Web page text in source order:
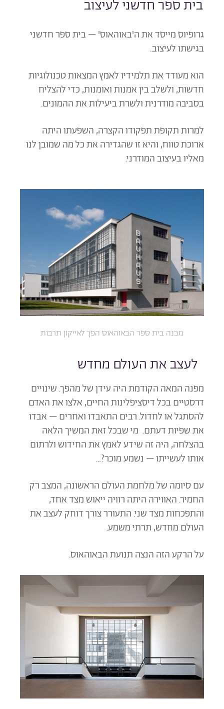
בית ספר חדשני לעיצוב
גרופיוס מייסד את ה'באוהאוס' – בית ספר חדשני
בגישתו לעיצוב.
הוא מעודד את תלמידיו לאמץ המצאות טכנולוגיות
חדשות, ולשלב בין אמנות ואומנות, כדי להצליח
בסביבה מודרנית ולשרת ביעילות את ההמונים.
למרות תקופת תפקודו הקצרה, השפעתו היתה
ארוכת טווח, והיא זו שהגדירה את כל מה שמובן לנו
מאליו בעיצוב המודרני.
מבנה בית ספר הבאוהאוס הפך לאייקון תרבות
לעצב את העולם מחדש
מפנה המאה הקודמת היה עידן של מהפך. שינויים
דרסטיים בכל דיסציפלינות החיים, אלצו את האדם
להסתגל או לחדול. רבים התאבדו ואחרים – אבדו
את שפיות דעתם. מי שבכל זאת המשיך הלאה
בהצלחה, היה זה שידע לאמץ את החידוש ולרתום
אותו לעשייתו – נשמע מוכר?…
עם סיומה של מלחמת העולם הראשונה, המצב רק
החמיר. האווירה היתה רוויה ייאוש מצד אחד,
והתפכחות מצד שני. התעורר צורך דוחק לעצב את
העולם מחדש, תרתי משמע.
על הרקע הזה הנצה תנועת הבאוהאוס.